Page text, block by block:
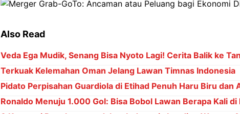
Also Read
Veda Ega Mudik, Senang Bisa Nyoto Lagi! Cerita Balik ke
Terkuak Kelemahan Oman Jelang Lawan Timnas Indonesia
Pidato Perpisahan Guardiola di Etihad Penuh Haru Biru dan
Ronaldo Menuju 1.000 Gol: Bisa Bobol Lawan Berapa Kali di